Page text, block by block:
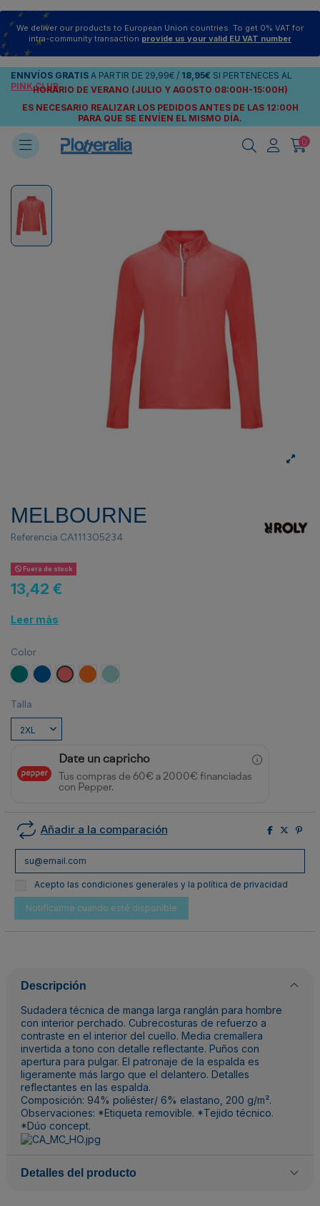
We deliver our products to European Union countries. To get 0% VAT for
intra-community transaction provide us your valid EU VAT number
ENNVÍOS GRATIS A PARTIR DE 29,99€ / 18,95€ SI PERTENECES AL
PINK CLUB
HORARIO DE VERANO (JULIO Y AGOSTO 08:00H-15:00H)
ES NECESARIO REALIZAR LOS PEDIDOS ANTES DE LAS 12:00H
PARA QUE SE ENVÍEN EL MISMO DÍA.
0
MELBOURNE
Referencia CA111305234
Fuera de stock
13,42 €
Leer más
Color
Turquesa
ROYAL CORAL FLUOR
NARANJA VIGORE
VERDE MENTA VIGORE
Talla
Date un capricho
Tus compras de 60€ a 2000€ financiadas
con Pepper.
Añadir a la comparación
Acepto las condiciones generales y la política de privacidad
Descripción
Sudadera técnica de manga larga ranglán para hombre
con interior perchado. Cubrecosturas de refuerzo a
contraste en el interior del cuello. Media cremallera
invertida a tono con detalle reflectante. Puños con
apertura para pulgar. El patronaje de la espalda es
ligeramente más largo que el delantero. Detalles
reflectantes en las espalda.
Composición: 94% poliéster/ 6% elastano, 200 g/m².
Observaciones: *Etiqueta removible. *Tejido técnico.
*Dúo concept.
Detalles del producto